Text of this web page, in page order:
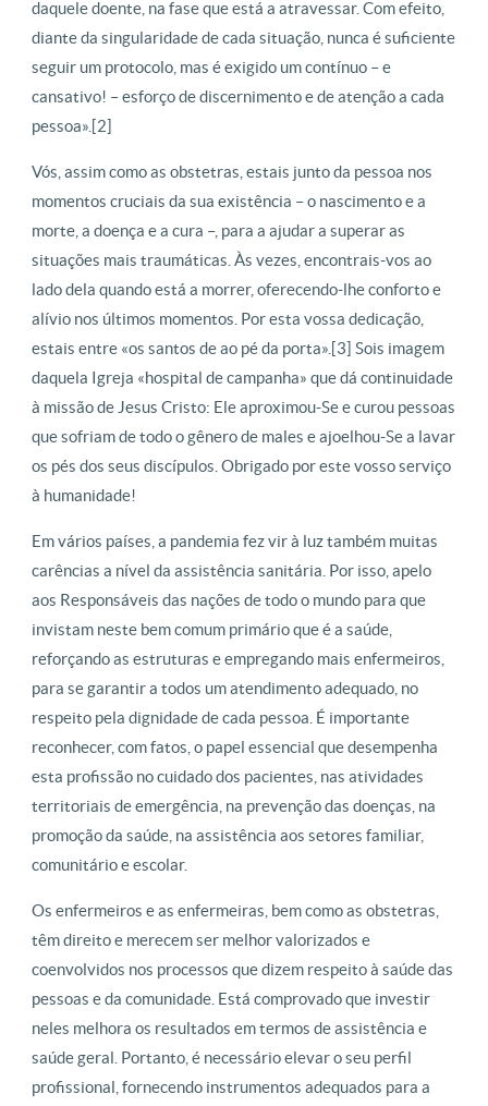
daquele doente, na fase que está a atravessar. Com efeito,
diante da singularidade de cada situação, nunca é suficiente
seguir um protocolo, mas é exigido um contínuo – e
cansativo! – esforço de discernimento e de atenção a cada
pessoa».[2]
Vós, assim como as obstetras, estais junto da pessoa nos
momentos cruciais da sua existência – o nascimento e a
morte, a doença e a cura –, para a ajudar a superar as
situações mais traumáticas. Às vezes, encontrais-vos ao
lado dela quando está a morrer, oferecendo-lhe conforto e
alívio nos últimos momentos. Por esta vossa dedicação,
estais entre «os santos de ao pé da porta».[3] Sois imagem
daquela Igreja «hospital de campanha» que dá continuidade
à missão de Jesus Cristo: Ele aproximou-Se e curou pessoas
que sofriam de todo o gênero de males e ajoelhou-Se a lavar
os pés dos seus discípulos. Obrigado por este vosso serviço
à humanidade!
Em vários países, a pandemia fez vir à luz também muitas
carências a nível da assistência sanitária. Por isso, apelo
aos Responsáveis das nações de todo o mundo para que
invistam neste bem comum primário que é a saúde,
reforçando as estruturas e empregando mais enfermeiros,
para se garantir a todos um atendimento adequado, no
respeito pela dignidade de cada pessoa. É importante
reconhecer, com fatos, o papel essencial que desempenha
esta profissão no cuidado dos pacientes, nas atividades
territoriais de emergência, na prevenção das doenças, na
promoção da saúde, na assistência aos setores familiar,
comunitário e escolar.
Os enfermeiros e as enfermeiras, bem como as obstetras,
têm direito e merecem ser melhor valorizados e
coenvolvidos nos processos que dizem respeito à saúde das
pessoas e da comunidade. Está comprovado que investir
neles melhora os resultados em termos de assistência e
saúde geral. Portanto, é necessário elevar o seu perfil
profissional, fornecendo instrumentos adequados para a